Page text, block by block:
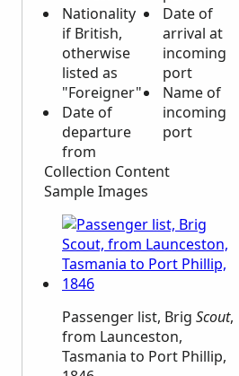
Nationality
if British,
otherwise
listed as
"Foreigner"
Date of
departure
from
Date of
arrival at
incoming
port
Name of
incoming
port
Collection Content
Sample Images
Passenger list, Brig Scout,
from Launceston,
Tasmania to Port Phillip,